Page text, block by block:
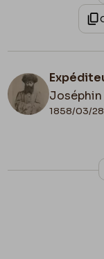
Joséphin
1858/03/
N°
AS 008
Lieu de